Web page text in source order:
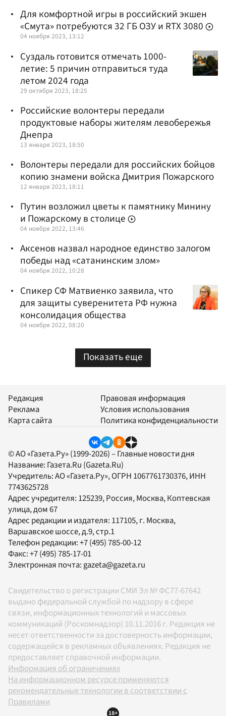
Для комфортной игры в российский экшен
«Смута» потребуются 32 ГБ ОЗУ и RTX 3080
04 ноября 2023, 13:12
Суздаль готовится отмечать 1000-
летие: 5 причин отправиться туда
летом 2024 года
29 октября 2023, 18:25
Российские волонтеры передали
продуктовые наборы жителям левобережья
Днепра
13 января 2023, 18:50
Волонтеры передали для российских бойцов
копию знамени войска Дмитрия Пожарского
12 января 2023, 18:11
Путин возложил цветы к памятнику Минину
и Пожарскому в столице
04 ноября 2022, 13:46
Аксенов назвал народное единство залогом
победы над «сатанинским злом»
04 ноября 2022, 10:28
Спикер СФ Матвиенко заявила, что
для защиты суверенитета РФ нужна
консолидация общества
04 ноября 2022, 08:20
Показать еще
Редакция
Реклама
Карта сайта
Правовая информация
Условия использования
Политика конфиденциальности
© АО «Газета.Ру» (1999-2026) – Главные новости дня
Название: Газета.Ru (Gazeta.Ru)
Учредитель:АО «Газета.Ру», ОГРН 1067761730376, ИНН
7743625728
Адрес учредителя: 125239, Россия, Москва, Коптевская
улица, дом 67
Адрес редакции и издателя: 117105, г. Москва,
Варшавское шоссе, д.9, стр.1
Телефон редакции:+7 (495) 785-00-12
Факс:+7 (495) 785-17-01
Электронная почта:gazeta@gazeta.ru
Свидетельство о регистрации СМИ Эл № ФС77-67642
выдано федеральной службой по надзору в сфере
связи, информационных технологий и массовых
коммуникаций (Роскомнадзор) 10.11.2016 г. Редакция не
несет ответственности за достоверность информации,
содержащейся в рекламных объявлениях. Редакция не
предоставляет справочной информации.
Информация об ограничениях
На информационном ресурсе применяются
рекомендательные технологии в соответствии с
Правилами
18+